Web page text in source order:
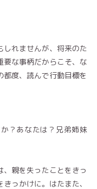
しれませんが、将来のた
要な事柄だからこそ、な
度、読んで行動目標を
？あなたは？兄弟姉妹
親を失ったことをきっ
っかけに。はたまた、